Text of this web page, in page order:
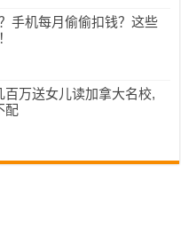
手机每月偷偷扣钱？这些
百万送女儿读加拿大名校,
配